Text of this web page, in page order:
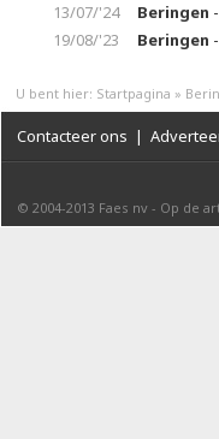
13/07/'24
Beringen
19/08/'23
Beringen
U bent hier: Startpagina »
Contacteer ons |
© 2004-2013 Faes nv - Op de